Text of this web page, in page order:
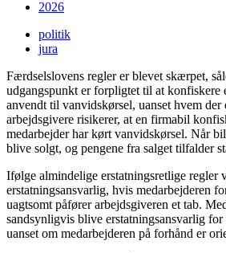
2026
politik
jura
Færdselslovens regler er blevet skærpet,
udgangspunkt er forpligtet til at konfiskere
anvendt til vanvidskørsel, uanset hvem
arbejdsgivere risikerer, at en firmabil
medarbejder har kørt vanvidskørsel. Når
blive solgt, og pengene fra salget tilfalder
Ifølge almindelige erstatningsretlige regler
erstatningsansvarlig, hvis medarbejderen
uagtsomt påfører arbejdsgiveren et tab.
sandsynligvis blive erstatningsansvarlig for
uanset om medarbejderen på forhånd er